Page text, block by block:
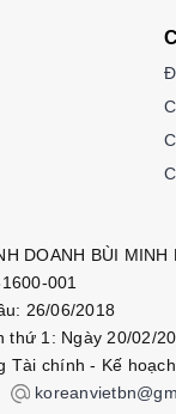
DOANH BÙI MINH
001
26/06/2018
thứ 1: Ngày 20/02/
Tài chính - Kế